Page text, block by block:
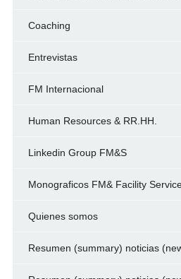
Coaching
Entrevistas
FM Internacional
Human Resources & RR.HH.
Linkedin Group FM&S
Monograficos FM& Facility
Quienes somos
Resumen (summary) noticias